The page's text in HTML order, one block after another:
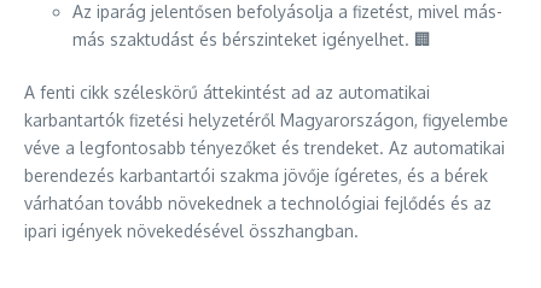
Az iparág jelentősen befolyásolja a fizetést, mivel más-
más szaktudást és bérszinteket igényelhet. 🏢
A fenti cikk széleskörű áttekintést ad az automatikai
karbantartók fizetési helyzetéről Magyarországon, figyelembe
véve a legfontosabb tényezőket és trendeket. Az automatikai
berendezés karbantartói szakma jövője ígéretes, és a bérek
várhatóan tovább növekednek a technológiai fejlődés és az
ipari igények növekedésével összhangban.